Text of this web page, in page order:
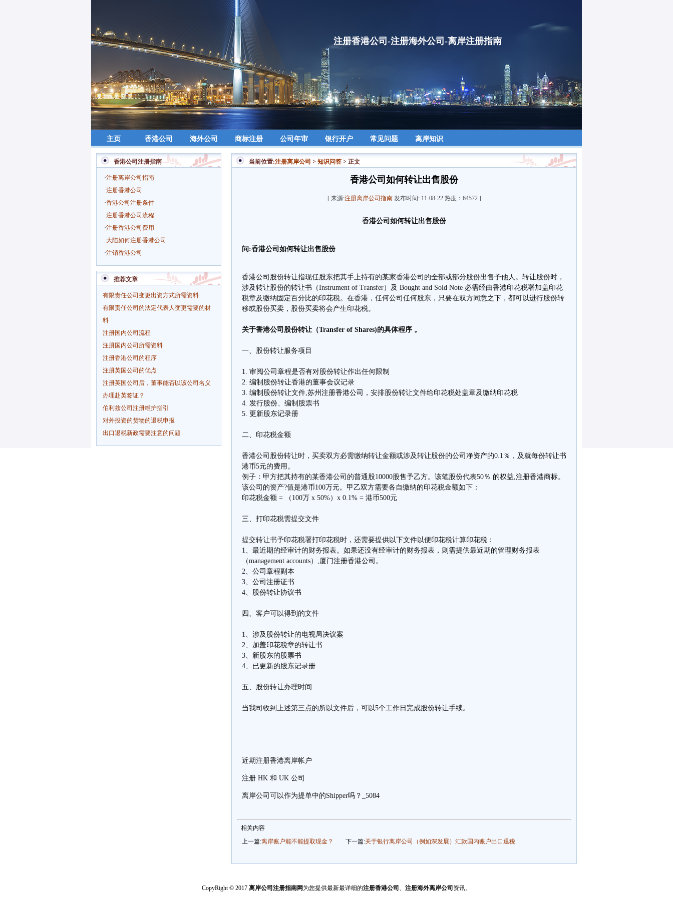
注册香港公司-注册海外公司-离岸注册指南
主页 香港公司 海外公司 商标注册 公司年审 银行开户 常见问题 离岸知识
香港公司注册指南
·注册离岸公司指南
·注册香港公司
·香港公司注册条件
·注册香港公司流程
·注册香港公司费用
·大陆如何注册香港公司
·注销香港公司
推荐文章
有限责任公司变更出资方式所需资料
有限责任公司的法定代表人变更需要的材
料
注册国内公司流程
注册国内公司所需资料
注册香港公司的程序
注册英国公司的优点
注册英国公司后，董事能否以该公司名义
办理赴英签证？
伯利兹公司注册维护指引
对外投资的货物的退税申报
出口退税新政需要注意的问题
当前位置:注册离岸公司 > 知识问答 > 正文
香港公司如何转让出售股份
[ 来源:注册离岸公司指南发布时间: 11-08-22 热度： 64572 ]
香港公司 如何转让出售股份
问:香港公司如何转让出售股份
香港公司股份转让指现任股东把其手上持有的某家香港公司的全部或部分股份出售予他人。转让股份时，
涉及转让股份的转让书（Instrument of Transfer）及 Bought and Sold Note 必需经由香港印花税署加盖印花
税章及缴纳固定百分比的印花税。在香港，任何公司任何股东，只要在双方同意之下，都可以进行股份转
移或股份买卖，股份买卖将会产生印花税。
关于香港公司股份转让（Transfer of Shares)的具体程序 。
一、股份转让服务项目
1. 审阅公司章程是否有对股份转让作出任何限制
2. 编制股份转让香港的董事会议记录
3. 编制股份转让文件,苏州注册香港公司
，安排股份转让文件给印花税处盖章及缴纳印花税
4. 发行股份、编制股票书
5. 更新股东记录册
二、印花税金额
香港公司股份转让时，买卖双方必需缴纳转让金额或涉及转让股份的公司净资产的0.1％，及就每份转让书
港币5元的费用。
例子：甲方把其持有的某香港公司的普通股10000股售予乙方。该笔股份代表50％ 的权益,注册香港商标。
该公司的资产?值是港币100万元。甲乙双方需要各自缴纳的印花税金额如下：
印花税金额 = （100万 x 50%）x 0.1% = 港币500元
三、打印花税需提交文件
提交转让书予印花税署打印花税时，还需要提供以下文件以便印花税计算印花税：
1、最近期的经审计的财务报表。如果还没有经审计的财务报表，则需提供最近期的管理财务报表
（management accounts）,厦门注册香港公司 。
2、公司章程副本
3、公司注册证书
4、股份转让协议书
四、客户可以得到的文件
1、涉及股份转让的电视局决议案
2、加盖印花税章的转让书
3、新股东的股票书
4、已更新的股东记录册
五、股份转让办理时间:
当我司收到上述第三点的所以文件后，可以5个工作日完成股份转让手续。
近期注册香港离岸帐户
注册 HK 和 UK 公司
离岸公司可以作为提单中的Shipper吗？_5084
相关内容
上一篇:离岸账户能不能提取现金？ 下一篇:关于银行离岸公司（例如深发展）汇款国内账户出口退税
CopyRight © 2017 离岸公司注册指南网 为您提供最新最详细的注册香港公司 、 注册海外离岸公司 资讯。